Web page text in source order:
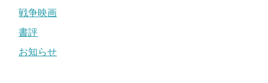
戦争映画
書評
お知らせ